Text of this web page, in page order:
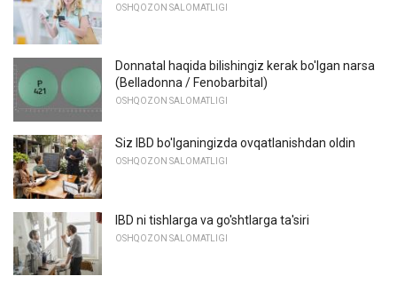
OSHQOZON SALOMATLIGI
Donnatal haqida bilishingiz kerak bo'lgan narsa
(Belladonna / Fenobarbital)
OSHQOZON SALOMATLIGI
Siz IBD bo'lganingizda ovqatlanishdan oldin
OSHQOZON SALOMATLIGI
IBD ni tishlarga va go'shtlarga ta'siri
OSHQOZON SALOMATLIGI